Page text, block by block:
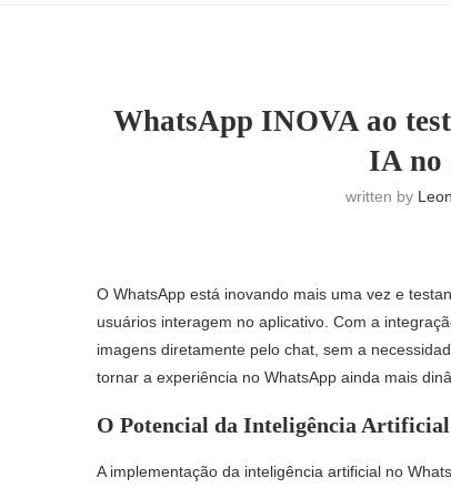
WhatsApp INOVA ao
IA no
written by
O WhatsApp está inovando mais uma vez e
usuários interagem no aplicativo. Com a
imagens diretamente pelo chat, sem a
tornar a experiência no WhatsApp ainda mais
O Potencial da Inteligência
A implementação da inteligência artificial no